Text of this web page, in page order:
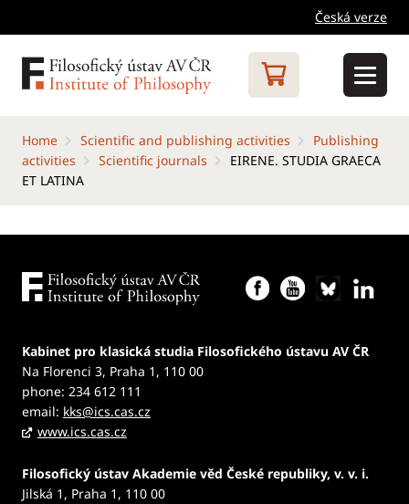
Česká verze
Home Scientific and publishing activities
Publishing
activities
Scientific journals
EIRENE. STUDIA GRAECA
ET LATINA
Kabinet pro klasická studia Filosofického ústavu AV ČR
Na Florenci 3, Praha 1, 110 00
phone: 234 612 111
email: kks@ics.cas.cz
www.ics.cas.cz
Filosofický ústav Akademie věd České republiky, v. v. i.
Jilská 1, Praha 1, 110 00